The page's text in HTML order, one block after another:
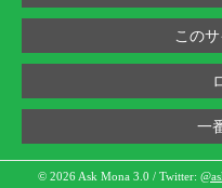
この
一
© 2026 Ask Mona 3.0 / Twitter: